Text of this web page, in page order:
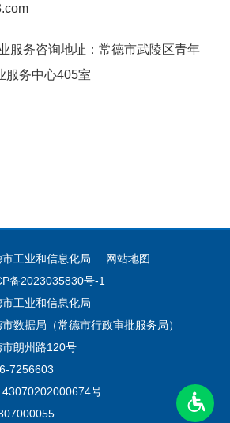
服务咨询地址：常德市武陵区青年
服务中心405室
工业和信息化局
网站地图
备2023035830号-1
工业和信息化局
数据局（常德市行政审批服务局）
朗州路120号
7256603
号